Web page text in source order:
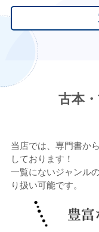
古本
当店では、専門書か
しております！
一覧にないジャンル
り扱い可能です。